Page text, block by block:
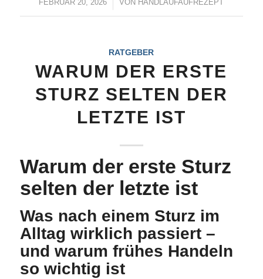
FEBRUAR 20, 2026
/ VON HANDLAUFAUFREZEPT
RATGEBER
WARUM DER ERSTE
STURZ SELTEN DER
LETZTE IST
Warum der erste Sturz
selten der letzte ist
Was nach einem Sturz im
Alltag wirklich passiert –
und warum frühes Handeln
so wichtig ist